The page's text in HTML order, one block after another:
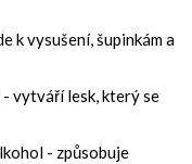
k vysušení, šupinkám a
vytváří lesk, který se
- způsobuje